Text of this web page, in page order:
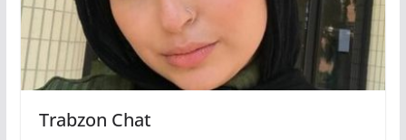
Trabzon Chat